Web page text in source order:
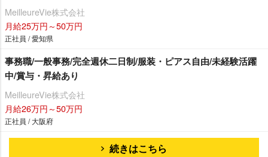
MeilleureVie株式会社
月給25万円～50万円
正社員 / 愛知県
事務職/一般事務/完全週休二日制/服装・ピアス自由/未経験活躍
中/賞与・昇給あり
MeilleureVie株式会社
月給26万円～50万円
正社員 / 大阪府
続きはこちら